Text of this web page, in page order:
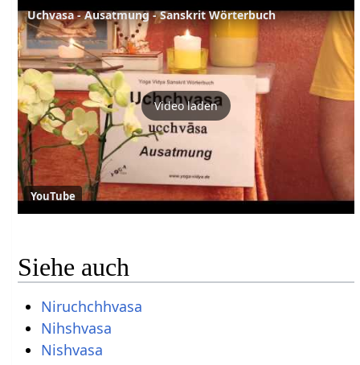
Uchvasa - Ausatmung - Sanskrit Wörterbuch
Video laden
YouTube
Siehe auch
Niruchchhvasa
Nihshvasa
Nishvasa